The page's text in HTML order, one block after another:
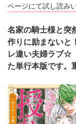
ページにて試し読み
名家の騎士様と突
作りに励まないと
レ違い夫婦ラブ☆
た単行本版です。